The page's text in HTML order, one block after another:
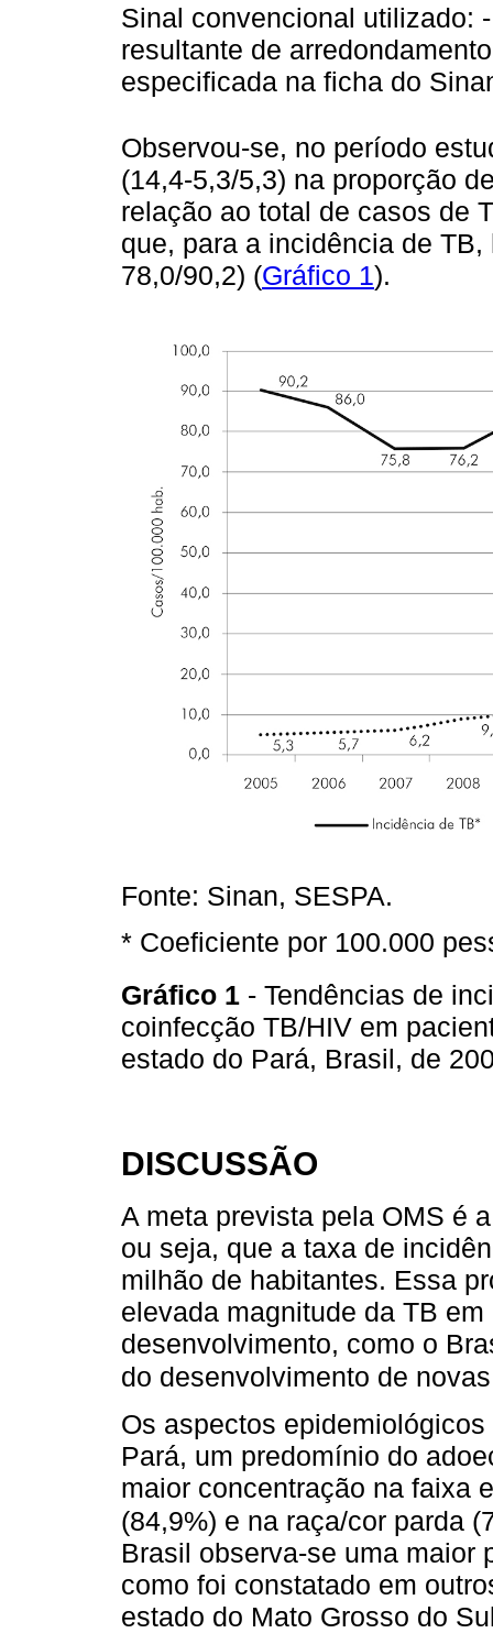
Sinal convencional utilizado:
resultante de
especificada na ficha do
Observou-se, no período
(14,4-5,3/5,3) na proporção
relação ao total de casos de
que, para a incidência de
78,0/90,2) (Gráfico 1).
Fonte: Sinan, SESPA.
* Coeficiente por 100.000
Gráfico 1 - Tendências de
coinfecção TB/HIV em
estado do Pará, Brasil, de
DISCUSSÃO
A meta prevista pela OMS é
ou seja, que a taxa de
milhão de habitantes. Essa
elevada magnitude da TB
desenvolvimento, como o
do desenvolvimento de
Os aspectos
Pará, um predomínio do
maior concentração na faixa
(84,9%) e na raça/cor parda
Brasil observa-se uma maior
como foi constatado em
estado do Mato Grosso do